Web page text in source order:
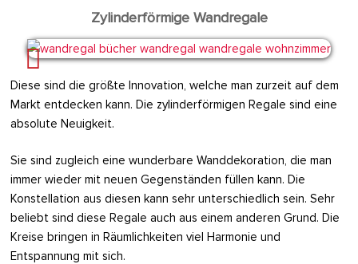
Zylinderförmige Wandregale
Diese sind die größte Innovation, welche man zurzeit auf dem
Markt entdecken kann. Die zylinderförmigen Regale sind eine
absolute Neuigkeit.
Sie sind zugleich eine wunderbare Wanddekoration, die man
immer wieder mit neuen Gegenständen füllen kann. Die
Konstellation aus diesen kann sehr unterschiedlich sein. Sehr
beliebt sind diese Regale auch aus einem anderen Grund. Die
Kreise bringen in Räumlichkeiten viel Harmonie und
Entspannung mit sich.